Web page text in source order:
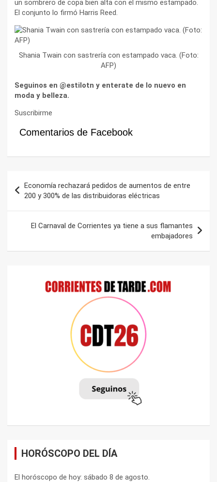
un sombrero de copa bien alta con el mismo estampado.
El conjunto lo firmó Harris Reed.
Shania Twain con sastrería con estampado vaca. (Foto:
AFP)
Seguinos en @estilotn y enterate de lo nuevo en
moda y belleza.
Suscribirme
Comentarios de Facebook
de
entradas
Economía rechazará pedidos de aumentos de entre
200 y 300% de las distribuidoras eléctricas
El Carnaval de Corrientes ya tiene a sus flamantes
embajadores
HORÓSCOPO DEL DÍA
El horóscopo de hoy: sábado 8 de agosto.